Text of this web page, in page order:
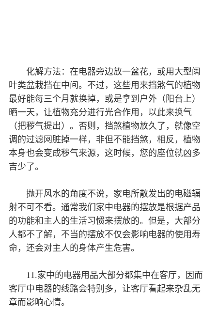
化解方法：在电器旁边放一盆花，或用大型阔
叶类盆栽挡在中间。不过，这些用来挡煞气的植物
最好能每三个月就换掉，或是拿到户外（阳台上）
晒一天，让植物充分进行光合作用，以此来换气
（把秽气提出）。否则，挡煞植物放久了，就像空
调的过滤网脏掉一样，非但不能挡煞，相反，植物
本身也会变成秽气来源，这时候，您的座位就凶多
吉少了。
抛开风水的角度不说，家电所散发出的电磁辐
射不可不看。通常我们家中电器的摆放是根据产品
的功能和主人的生活习惯来摆放的。但是，大部分
人都不了解，不当的摆放不仅会影响电器的使用寿
命，还会对主人的身体产生危害。
11.家中的电器用品大部分都集中在客厅，因而
客厅中电器的线路会特别多，让客厅看起来杂乱无
章而影响心情。